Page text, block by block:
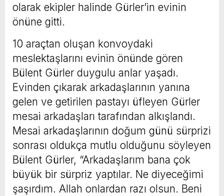
olarak ekipler halinde Gürler’in evinin
önüne gitti.
10 araçtan oluşan konvoydaki
meslektaşlarını evinin önünde gören
Bülent Gürler duygulu anlar yaşadı.
Evinden çıkarak arkadaşlarının yanına
gelen ve getirilen pastayı üfleyen Gürler
mesai arkadaşları tarafından alkışlandı.
Mesai arkadaşlarının doğum günü sürprizi
sonrası oldukça mutlu olduğunu söyleyen
Bülent Gürler, “Arkadaşlarım bana çok
büyük bir sürpriz yaptılar. Ne diyeceğimi
şaşırdım. Allah onlardan razı olsun. Beni